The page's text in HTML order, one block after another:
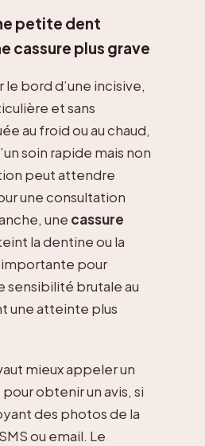
petite dent
cassure plus grave
le bord d’une incisive,
et sans
au froid ou au chaud,
soin rapide mais non
peut attendre
une consultation
une cassure
la dentine ou la
pour
sensibilité brutale au
une atteinte plus
mieux appeler un
obtenir un avis, si
des photos de la
ou email. Le